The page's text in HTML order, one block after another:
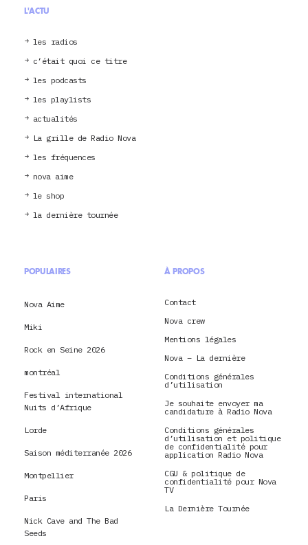
L'ACTU
les radios
c’était quoi ce titre
les podcasts
les playlists
actualités
La grille de Radio Nova
les fréquences
nova aime
le shop
la dernière tournée
POPULAIRES
Nova Aime
Miki
Rock en Seine 2026
montréal
Festival international
Nuits d’Afrique
Lorde
Saison méditerranée 2026
Montpellier
Paris
Nick Cave and The Bad
Seeds
À PROPOS
Contact
Nova crew
Mentions légales
Nova – La dernière
Conditions générales
d’utilisation
Je souhaite envoyer ma
candidature à Radio Nova
Conditions générales
d’utilisation et politique
de confidentialité pour
application Radio Nova
CGU & politique de
confidentialité pour Nova
TV
La Dernière Tournée